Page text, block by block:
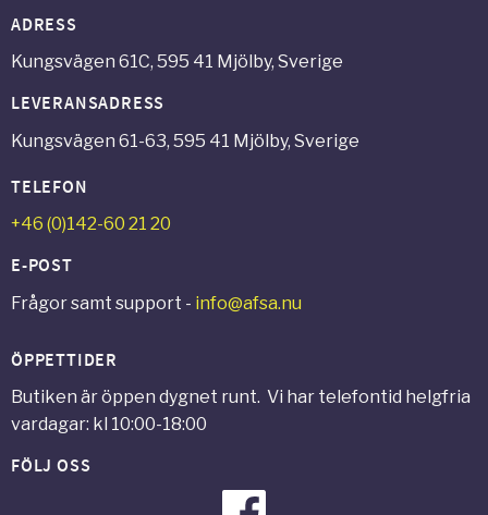
ADRESS
Kungsvägen 61C, 595 41 Mjölby, Sverige
LEVERANSADRESS
Kungsvägen 61-63, 595 41 Mjölby, Sverige
TELEFON
+46 (0)142-60 21 20
E-POST
Frågor samt support - info@afsa.nu
ÖPPETTIDER
Butiken är öppen dygnet runt. Vi har telefontid helgfria
vardagar: kl 10:00-18:00
FÖLJ OSS